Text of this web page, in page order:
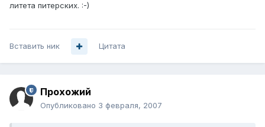
литета питерских. :-)
Вставить ник Цитата
Прохожий
Опубликовано 3 февраля, 2007